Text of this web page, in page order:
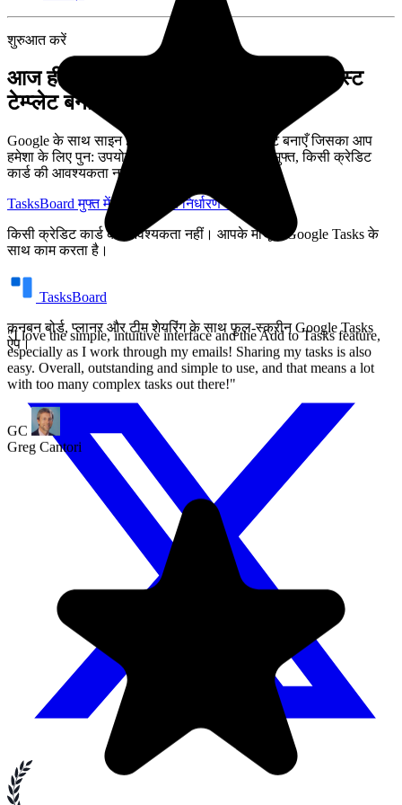
"I love the simple, intuitive interface and the Add to Tasks feature,
especially as I work through my emails! Sharing my tasks is also
easy. Overall, outstanding and simple to use, and that means a lot
with too many complex tasks out there!"
GC
Greg Cantori
शुरुआत करें
आज ही TasksBoard में अपना पहला चेकलिस्ट
टेम्प्लेट बनाएँ
Google के साथ साइन इन करें और एक ऐसी चेकलिस्ट बनाएँ जिसका आप
हमेशा के लिए पुन: उपयोग कर सकें। व्यक्तियों के लिए मुफ्त, किसी क्रेडिट
कार्ड की आवश्यकता नहीं।
TasksBoard मुफ्त में आज़माएं
मूल्य निर्धारण देखें
किसी क्रेडिट कार्ड की आवश्यकता नहीं। आपके मौजूदा Google Tasks के
साथ काम करता है।
TasksBoard
कनबन बोर्ड, प्लानर और टीम शेयरिंग के साथ फुल-स्क्रीन Google Tasks
ऐप।